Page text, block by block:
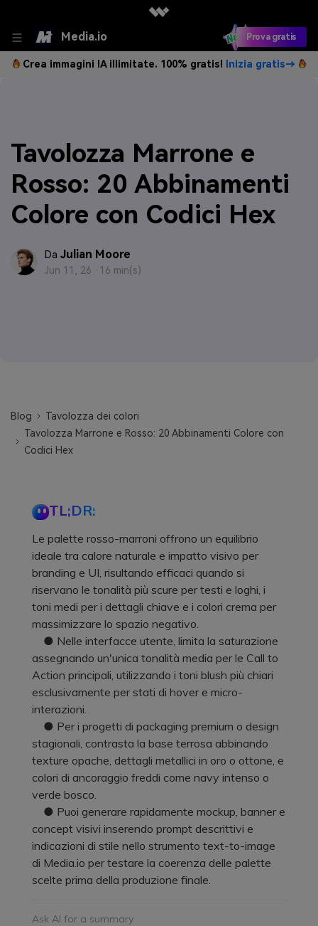
Media.io Prova gratis
Crea immagini IA illimitate. 100% gratis! Inizia gratis→
Tavolozza Marrone e
Rosso: 20 Abbinamenti
Colore con Codici Hex
Da Julian Moore
Jun 11, 26 · 16 min(s)
Blog
Tavolozza dei colori
Tavolozza Marrone e Rosso: 20 Abbinamenti Colore con
Codici Hex
TL;DR:
Le palette rosso-marroni offrono un equilibrio
ideale tra calore naturale e impatto visivo per
branding e UI, risultando efficaci quando si
riservano le tonalità più scure per testi e loghi, i
toni medi per i dettagli chiave e i colori crema per
massimizzare lo spazio negativo.
● Nelle interfacce utente, limita la saturazione
assegnando un'unica tonalità media per le Call to
Action principali, utilizzando i toni blush più chiari
esclusivamente per stati di hover e micro-
interazioni.
● Per i progetti di packaging premium o design
stagionali, contrasta la base terrosa abbinando
texture opache, dettagli metallici in oro o ottone, e
colori di ancoraggio freddi come navy intenso o
verde bosco.
● Puoi generare rapidamente mockup, banner e
concept visivi inserendo prompt descrittivi e
indicazioni di stile nello strumento text-to-image
di Media.io per testare la coerenza delle palette
scelte prima della produzione finale.
Ask AI for a summary